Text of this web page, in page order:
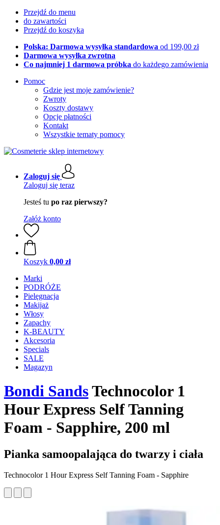
Przejdź do menu
do zawartości
Przejdź do koszyka
Polska: Darmowa wysyłka standardowa od 199,00 zł
Darmowa wysyłka zwrotna
Co najmniej 1 darmowa próbka do każdego zamówienia
Pomoc
Gdzie jest moje zamówienie?
Zwroty
Koszty dostawy
Opcje płatności
Kontakt
Wszystkie tematy pomocy
Zaloguj się
Zaloguj się teraz
Jesteś tu po raz pierwszy?
Załóż konto
Koszyk 0,00 zł
Marki
PODRÓŻE
Pielęgnacja
Makijaż
Włosy
Zapachy
K-BEAUTY
Akcesoria
Specials
SALE
Magazyn
Bondi SandsTechnocolor 1
Hour Express Self Tanning
Foam - Sapphire, 200 ml
Pianka samoopalająca do twarzy i ciała
Technocolor 1 Hour Express Self Tanning Foam - Sapphire